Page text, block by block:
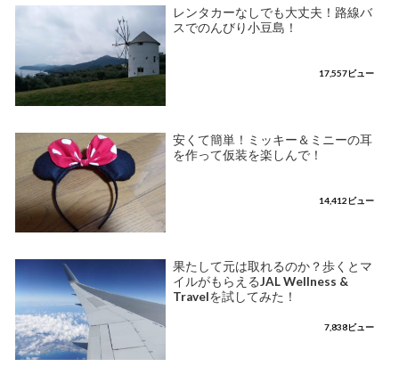
レンタカーなしでも大丈夫！路線バ
スでのんびり小豆島！
17,557ビュー
安くて簡単！ミッキー＆ミニーの耳
を作って仮装を楽しんで！
14,412ビュー
果たして元は取れるのか？歩くとマ
イルがもらえるJAL Wellness &
Travelを試してみた！
7,838ビュー